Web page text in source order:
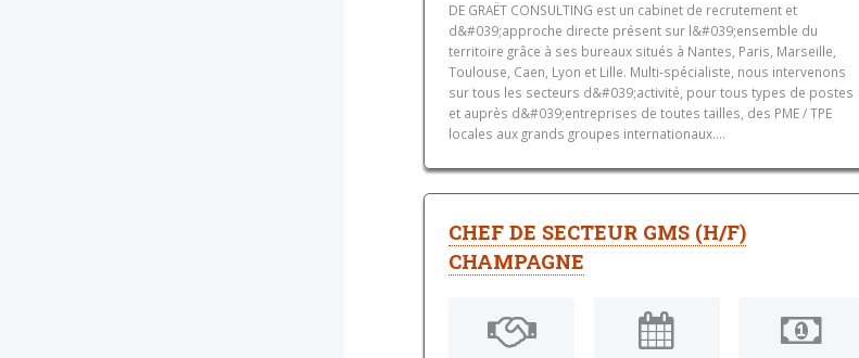
DE GRAËT CONSULTING est un cabinet de recrutement et
d&#039;approche directe présent sur l&#039;ensemble du
territoire grâce à ses bureaux situés à Nantes, Paris, Marseille,
Toulouse, Caen, Lyon et Lille. Multi-spécialiste, nous intervenons
sur tous les secteurs d&#039;activité, pour tous types de postes
et auprès d&#039;entreprises de toutes tailles, des PME / TPE
locales aux grands groupes internationaux....
CHEF DE SECTEUR GMS (H/F)
CHAMPAGNE